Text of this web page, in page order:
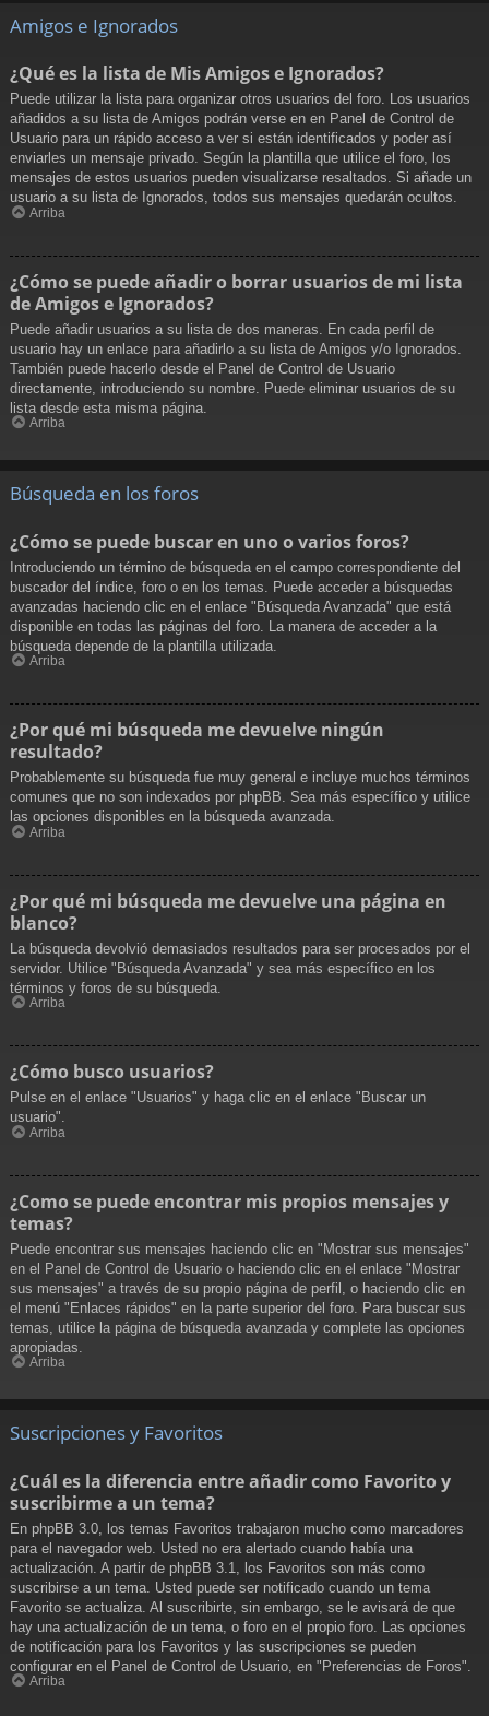
Amigos e Ignorados
¿Qué es la lista de Mis Amigos e Ignorados?
Puede utilizar la lista para organizar otros usuarios del foro. Los usuarios
añadidos a su lista de Amigos podrán verse en en Panel de Control de
Usuario para un rápido acceso a ver si están identificados y poder así
enviarles un mensaje privado. Según la plantilla que utilice el foro, los
mensajes de estos usuarios pueden visualizarse resaltados. Si añade un
usuario a su lista de Ignorados, todos sus mensajes quedarán ocultos.
Arriba
¿Cómo se puede añadir o borrar usuarios de mi lista
de Amigos e Ignorados?
Puede añadir usuarios a su lista de dos maneras. En cada perfil de
usuario hay un enlace para añadirlo a su lista de Amigos y/o Ignorados.
También puede hacerlo desde el Panel de Control de Usuario
directamente, introduciendo su nombre. Puede eliminar usuarios de su
lista desde esta misma página.
Arriba
Búsqueda en los foros
¿Cómo se puede buscar en uno o varios foros?
Introduciendo un término de búsqueda en el campo correspondiente del
buscador del índice, foro o en los temas. Puede acceder a búsquedas
avanzadas haciendo clic en el enlace "Búsqueda Avanzada" que está
disponible en todas las páginas del foro. La manera de acceder a la
búsqueda depende de la plantilla utilizada.
Arriba
¿Por qué mi búsqueda me devuelve ningún
resultado?
Probablemente su búsqueda fue muy general e incluye muchos términos
comunes que no son indexados por phpBB. Sea más específico y utilice
las opciones disponibles en la búsqueda avanzada.
Arriba
¿Por qué mi búsqueda me devuelve una página en
blanco?
La búsqueda devolvió demasiados resultados para ser procesados por el
servidor. Utilice "Búsqueda Avanzada" y sea más específico en los
términos y foros de su búsqueda.
Arriba
¿Cómo busco usuarios?
Pulse en el enlace "Usuarios" y haga clic en el enlace "Buscar un
usuario".
Arriba
¿Como se puede encontrar mis propios mensajes y
temas?
Puede encontrar sus mensajes haciendo clic en "Mostrar sus mensajes"
en el Panel de Control de Usuario o haciendo clic en el enlace "Mostrar
sus mensajes" a través de su propio página de perfil, o haciendo clic en
el menú "Enlaces rápidos" en la parte superior del foro. Para buscar sus
temas, utilice la página de búsqueda avanzada y complete las opciones
apropiadas.
Arriba
Suscripciones y Favoritos
¿Cuál es la diferencia entre añadir como Favorito y
suscribirme a un tema?
En phpBB 3.0, los temas Favoritos trabajaron mucho como marcadores
para el navegador web. Usted no era alertado cuando había una
actualización. A partir de phpBB 3.1, los Favoritos son más como
suscribirse a un tema. Usted puede ser notificado cuando un tema
Favorito se actualiza. Al suscribirte, sin embargo, se le avisará de que
hay una actualización de un tema, o foro en el propio foro. Las opciones
de notificación para los Favoritos y las suscripciones se pueden
configurar en el Panel de Control de Usuario, en "Preferencias de Foros".
Arriba